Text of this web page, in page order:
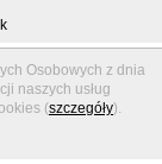
Osobowych z dnia
naszych usług
(szczegóły).